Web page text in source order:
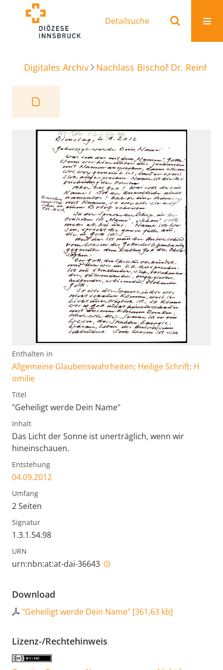
Detailsuche
Digitales Archiv Nachlass Bischof Dr.
Enthalten in
Allgemeine Glaubenswahrheiten; Heilige Schrift; H
omilie
Titel
"Geheiligt werde Dein Name"
Inhalt
Das Licht der Sonne ist unerträglich, wenn wir
hineinschauen.
Entstehung
04.09.2012
Umfang
2 Seiten
Signatur
1.3.1.54.98
URN
urn:nbn:at:at-dai-36643
Download
"Geheiligt werde Dein Name" [361,63 kb]
Lizenz-/Rechtehinweis